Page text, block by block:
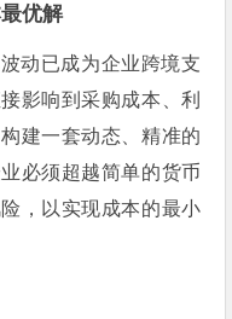
优解
动已成为企业跨境支
影响到采购成本、利
建一套动态、精准的
必须超越简单的货币
，以实现成本的最小